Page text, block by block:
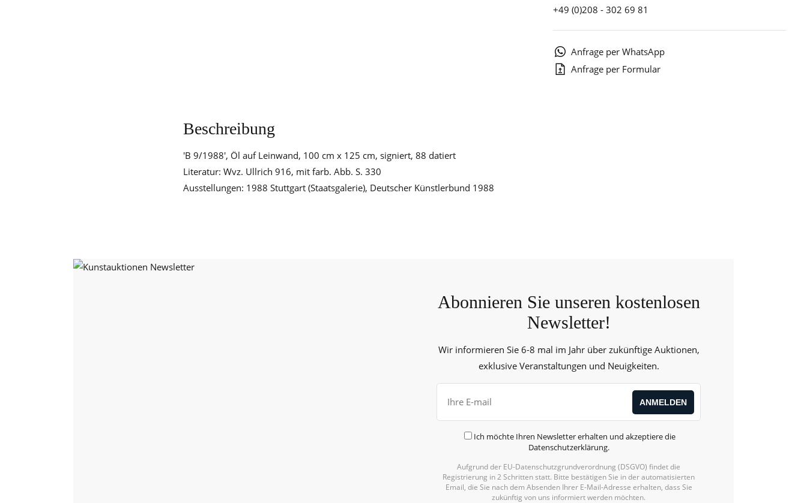
+49 (0)208 - 302 69 81
Anfrage per WhatsApp
Anfrage per Formular
Beschreibung
'B 9/1988', Öl auf Leinwand, 100 cm x 125 cm, signiert, 88 datiert
Literatur: Wvz. Ullrich 916, mit farb. Abb. S. 330
Ausstellungen: 1988 Stuttgart (Staatsgalerie), Deutscher Künstlerbund 1988
Abonnieren Sie unseren kostenlosen
Newsletter!
Wir informieren Sie 6-8 mal im Jahr über zukünftige Auktionen,
exklusive Veranstaltungen und Neuigkeiten.
Ich möchte Ihren Newsletter erhalten und akzeptiere die
Datenschutzerklärung.
Aufgrund der EU-Datenschutzgrundverordnung (DSGVO) findet die
Registrierung in 2 Schritten statt. Bitte bestätigen Sie in der automatisierten
Email, die Sie nach dem Absenden Ihrer E-Mail-Adresse erhalten, dass Sie
zukünftig von uns informiert werden möchten.